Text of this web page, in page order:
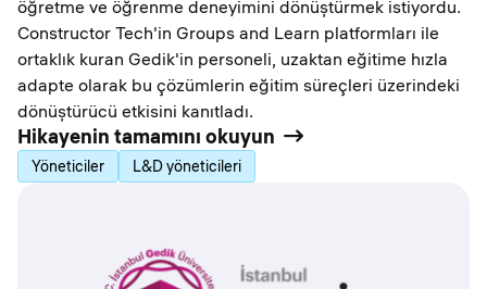
öğretme ve öğrenme deneyimini dönüştürmek istiyordu.
Constructor Tech'in Groups and Learn platformları ile
ortaklık kuran Gedik'in personeli, uzaktan eğitime hızla
adapte olarak bu çözümlerin eğitim süreçleri üzerindeki
dönüştürücü etkisini kanıtladı.
Hikayenin tamamını okuyun
Yöneticiler L&D yöneticileri